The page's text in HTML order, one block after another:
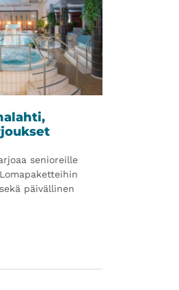
senioreille
päivällinen